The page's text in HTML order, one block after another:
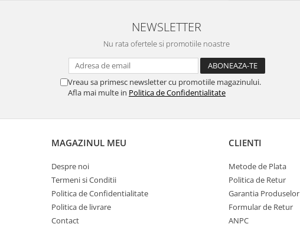
NEWSLETTER
Nu rata ofertele si promotiile noastre
Vreau sa primesc newsletter cu promotiile magazinului.
Afla mai multe in Politica de Confidentialitate
MAGAZINUL MEU
Despre noi
Termeni si Conditii
Politica de Confidentialitate
Politica de livrare
Contact
CLIENTI
Metode de Plata
Politica de Retur
Garantia Produselor
Formular de Retur
ANPC